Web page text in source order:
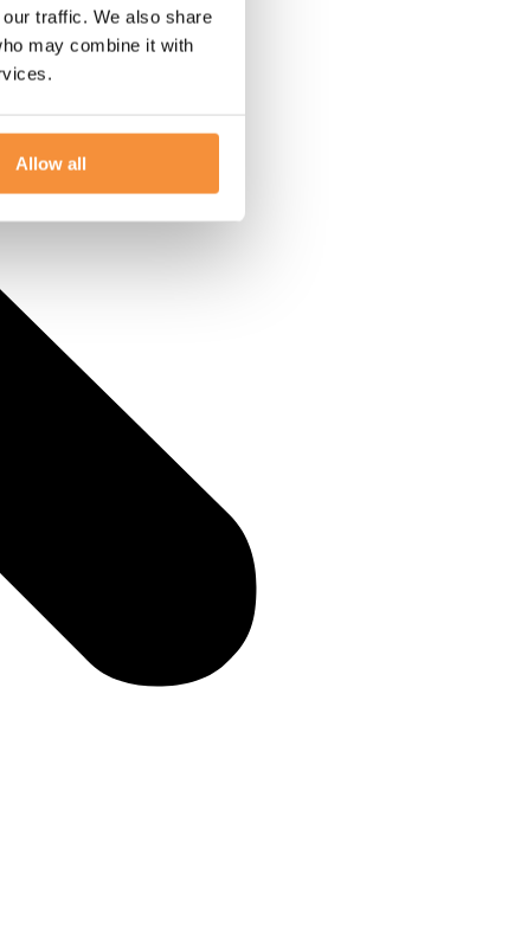
traffic. We also share
may combine it with
Allow all